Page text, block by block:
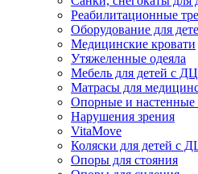
Реабилитационные
Оборудование для
Медицинские кровати
Утяжеленные одеяла
Мебель для детей с
Матрасы для
Опорные и настенные
Нарушения зрения
VitaMove
Коляски для детей с
Опоры для стояния